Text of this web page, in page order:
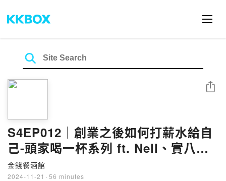
S4EP012｜創業之後如何打薪水給自
己-頭家喝一杯系列 ft. Nell、實八設
計事務所負責人-潔妤
金錢餐酒館
2024-11-21 · 56 minutes
Share